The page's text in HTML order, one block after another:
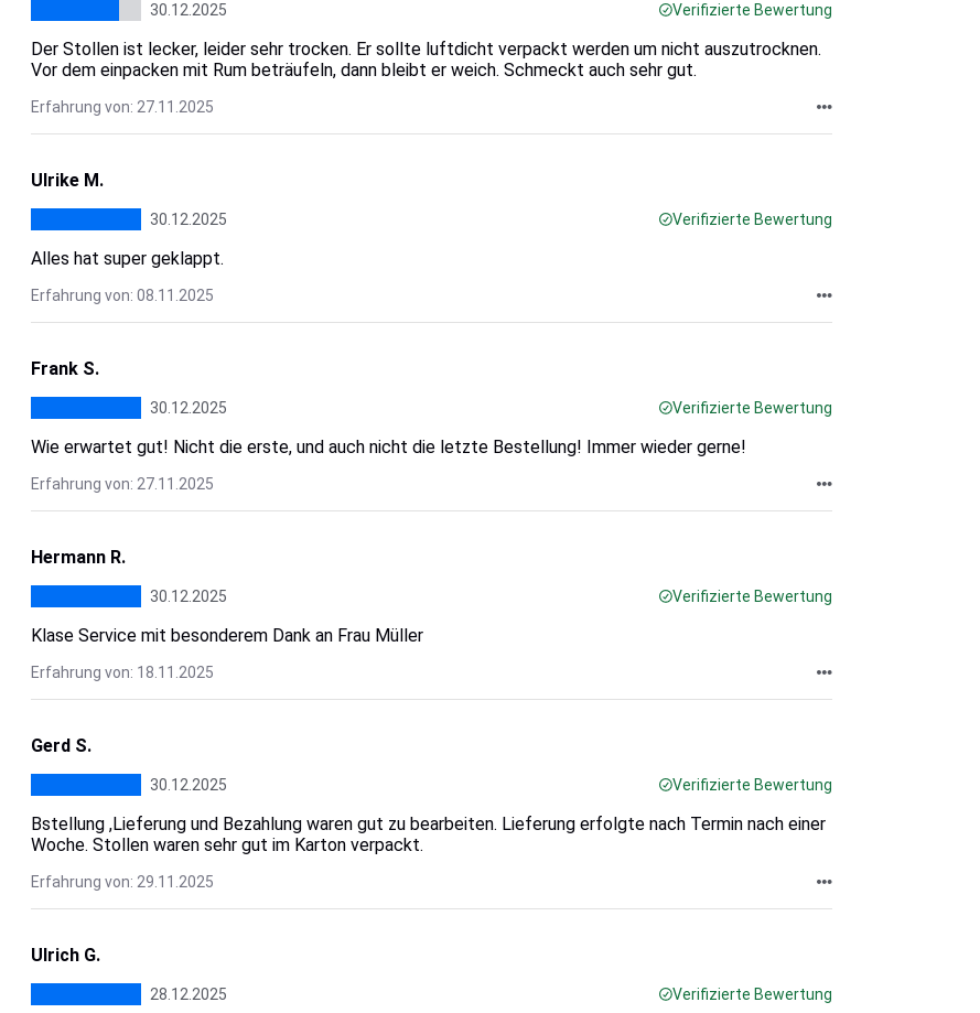
30.12.2025 Verifizierte Bewertung
Der Stollen ist lecker, leider sehr trocken. Er sollte luftdicht verpackt werden um nicht auszutrocknen.
Vor dem einpacken mit Rum beträufeln, dann bleibt er weich. Schmeckt auch sehr gut.
Erfahrung von: 27.11.2025
Ulrike M.
30.12.2025 Verifizierte Bewertung
Alles hat super geklappt.
Erfahrung von: 08.11.2025
Frank S.
30.12.2025 Verifizierte Bewertung
Wie erwartet gut! Nicht die erste, und auch nicht die letzte Bestellung! Immer wieder gerne!
Erfahrung von: 27.11.2025
Hermann R.
30.12.2025 Verifizierte Bewertung
Klase Service mit besonderem Dank an Frau Müller
Erfahrung von: 18.11.2025
Gerd S.
30.12.2025 Verifizierte Bewertung
Bstellung ,Lieferung und Bezahlung waren gut zu bearbeiten. Lieferung erfolgte nach Termin nach einer
Woche. Stollen waren sehr gut im Karton verpackt.
Erfahrung von: 29.11.2025
Ulrich G.
28.12.2025 Verifizierte Bewertung